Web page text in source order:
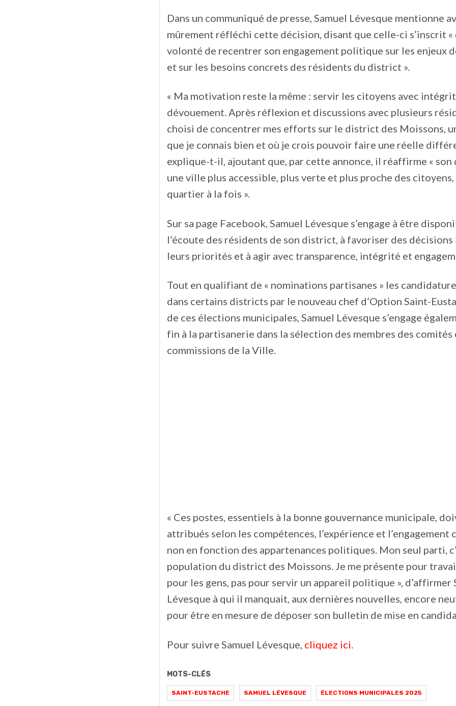
Dans un communiqué de presse, Samuel Lévesque mentionne
mûrement réfléchi cette décision, disant que celle-ci s’inscrit «
volonté de recentrer son engagement politique sur les enjeux
et sur les besoins concrets des résidents du district ».
« Ma motivation reste la même : servir les citoyens avec
dévouement. Après réflexion et discussions avec plusieurs
choisi de concentrer mes efforts sur le district des Moissons,
que je connais bien et où je crois pouvoir faire une réelle
explique-t-il, ajoutant que, par cette annonce, il réaffirme «
une ville plus accessible, plus verte et plus proche des citoyens,
quartier à la fois ».
Sur sa page Facebook, Samuel Lévesque s’engage à être
l’écoute des résidents de son district, à favoriser des décisions
leurs priorités et à agir avec transparence, intégrité et
Tout en qualifiant de « nominations partisanes » les
dans certains districts par le nouveau chef d’Option Saint-
de ces élections municipales, Samuel Lévesque s’engage
fin à la partisanerie dans la sélection des membres des comités
commissions de la Ville.
« Ces postes, essentiels à la bonne gouvernance municipale,
attribués selon les compétences, l’expérience et
non en fonction des appartenances politiques. Mon seul parti,
population du district des Moissons. Je me présente pour
pour les gens, pas pour servir un appareil politique », d’affirmer
Lévesque à qui il manquait, aux dernières nouvelles, encore
pour être en mesure de déposer son bulletin de mise en
Pour suivre Samuel Lévesque, cliquez ici
MOTS-CLÉS
SAINT-EUSTACHE SAMUEL LÉVESQUE ÉLECTIONS MUNICIPALES 2025